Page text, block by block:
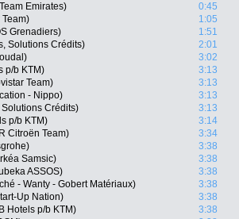
Emirates)
0:45
Team)
1:05
Grenadiers)
1:51
Solutions Crédits)
2:01
3:02
p/b KTM)
3:13
Team)
3:13
- Nippo)
3:13
Crédits)
3:13
p/b KTM)
3:14
Citroën Team)
3:34
3:38
Samsic)
3:38
ASSOS)
3:38
- Wanty - Gobert Matériaux)
3:38
Up Nation)
3:38
Hotels p/b KTM)
3:38